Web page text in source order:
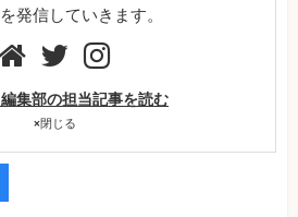
発信していきます。
集部の担当記事を読む
×閉じる